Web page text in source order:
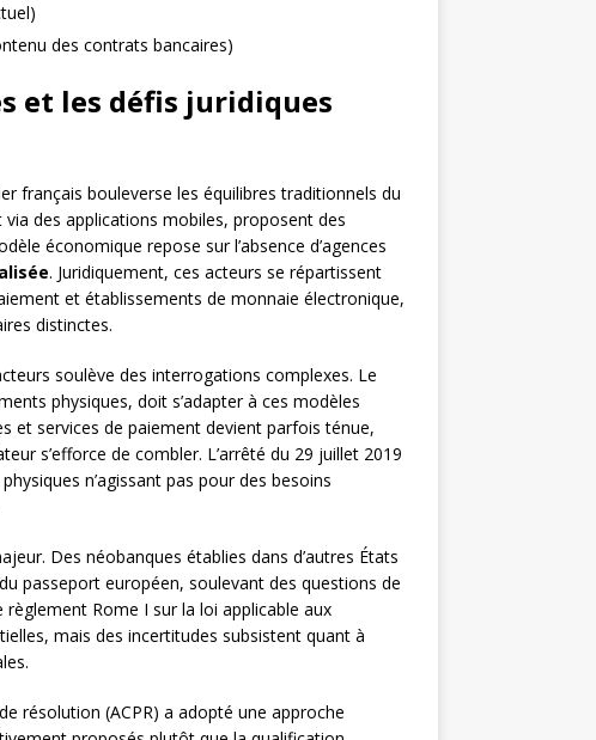
des contrats bancaires)
et les défis juridiques
français bouleverse les équilibres traditionnels du
des applications mobiles, proposent des
économique repose sur l’absence d’agences
. Juridiquement, ces acteurs se répartissent
et établissements de monnaie électronique,
distinctes.
soulève des interrogations complexes. Le
physiques, doit s’adapter à ces modèles
et services de paiement devient parfois ténue,
s’efforce de combler. L’arrêté du 29 juillet 2019
n’agissant pas pour des besoins
Des néobanques établies dans d’autres États
passeport européen, soulevant des questions de
Rome I sur la loi applicable aux
mais des incertitudes subsistent quant à
résolution (ACPR) a adopté une approche